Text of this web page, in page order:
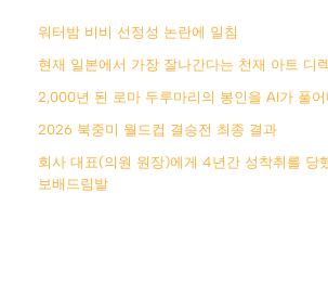
워터밤 비비 선정성 논란에 일침
현재 일본에서 가장 잘나간다는 천재 아트 디
2,000년 된 로마 두루마리의 봉인을 AI가 풀
2026 북중미 월드컵 결승전 최종 결과
회사 대표(의원 원장)에게 4년간 성착취를 당
보배드림발